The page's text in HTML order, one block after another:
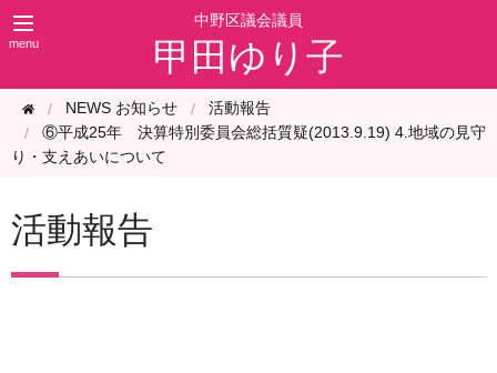
甲田ゆり子
NEWS お知らせ
活動報告
⑥平成25年 決算特別委員会総括質疑(2013.9.19) 4.地域の見守
り・支えあいについて
活動報告